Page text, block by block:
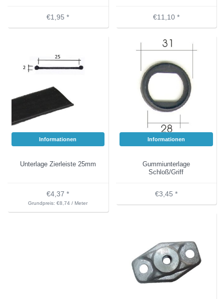
€1,95 * €11,10 *
Informationen
Unterlage Zierleiste 25mm
€4,37 *
Grundpreis: €8,74 / Meter
Informationen
Gummiunterlage
Schloß/Griff
€3,45 *